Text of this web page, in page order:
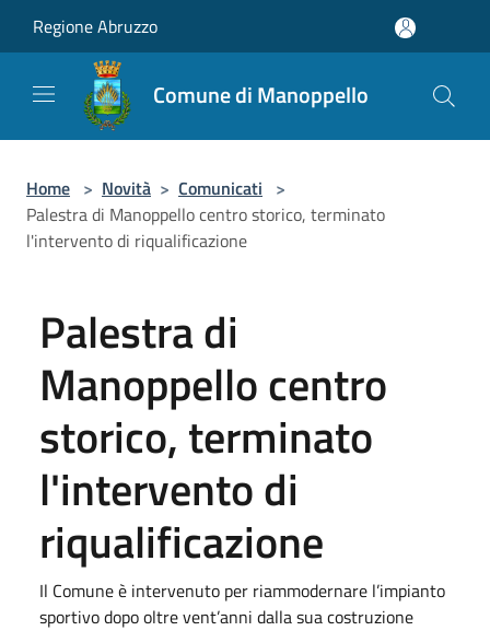
Regione Abruzzo
Comune di Manoppello
Home > Novità > Comunicati >
Palestra di Manoppello centro storico, terminato
l'intervento di riqualificazione
Palestra di
Manoppello centro
storico, terminato
l'intervento di
riqualificazione
Il Comune è intervenuto per riammodernare l’impianto
sportivo dopo oltre vent’anni dalla sua costruzione